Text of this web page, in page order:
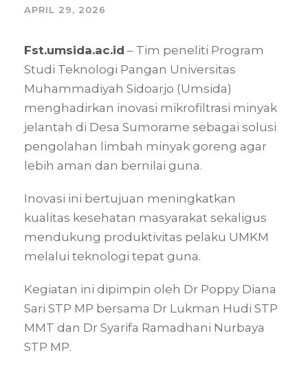
APRIL 29, 2026
Fst.umsida.ac.id – Tim peneliti Program
Studi Teknologi Pangan Universitas
Muhammadiyah Sidoarjo (Umsida)
menghadirkan inovasi mikrofiltrasi minyak
jelantah di Desa Sumorame sebagai solusi
pengolahan limbah minyak goreng agar
lebih aman dan bernilai guna.
Inovasi ini bertujuan meningkatkan
kualitas kesehatan masyarakat sekaligus
mendukung produktivitas pelaku UMKM
melalui teknologi tepat guna.
Kegiatan ini dipimpin oleh Dr Poppy Diana
Sari STP MP bersama Dr Lukman Hudi STP
MMT dan Dr Syarifa Ramadhani Nurbaya
STP MP.